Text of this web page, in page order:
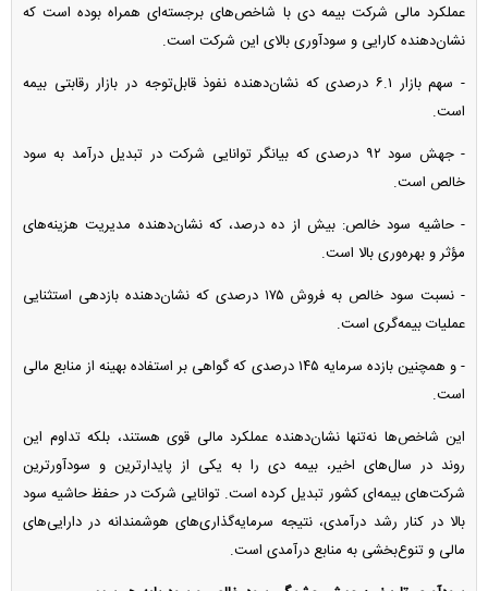
عملکرد مالی شرکت بیمه دی با شاخص‌های برجسته‌ای همراه بوده است که
نشان‌دهنده کارایی و سودآوری بالای این شرکت است.
- سهم بازار ۶.۱ درصدی که نشان‌دهنده نفوذ قابل‌توجه در بازار رقابتی بیمه
است.
- جهش سود ۹۲ درصدی که بیانگر توانایی شرکت در تبدیل درآمد به سود
خالص است.
- حاشیه سود خالص: بیش از ده درصد، که نشان‌دهنده مدیریت هزینه‌های
مؤثر و بهره‌وری بالا است.
- نسبت سود خالص به فروش ۱۷۵ درصدی که نشان‌دهنده بازدهی استثنایی
عملیات بیمه‌گری است.
- و همچنین بازده سرمایه ۱۴۵ درصدی که گواهی بر استفاده بهینه از منابع مالی
است.
این شاخص‌ها نه‌تنها نشان‌دهنده عملکرد مالی قوی هستند، بلکه تداوم این
روند در سال‌های اخیر، بیمه دی را به یکی از پایدارترین و سودآورترین
شرکت‌های بیمه‌ای کشور تبدیل کرده است. توانایی شرکت در حفظ حاشیه سود
بالا در کنار رشد درآمدی، نتیجه سرمایه‌گذاری‌های هوشمندانه در دارایی‌های
مالی و تنوع‌بخشی به منابع درآمدی است.